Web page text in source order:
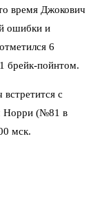
время Джокович
ошибки и
6
брейк-пойнтом.
с
Норри (№81 в
мск.